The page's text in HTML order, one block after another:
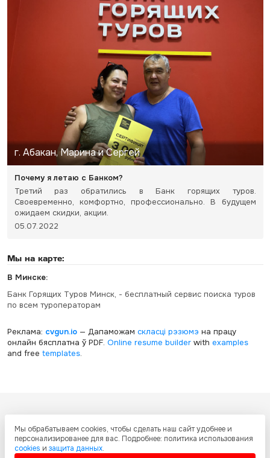
г. Абакан, Марина и Сергей
Почему я летаю с Банком?
Третий раз обратились в Банк горящих туров.
Своевременно, комфортно, профессионально. В будущем
ожидаем скидки, акции.
05.07.2022
Мы на карте:
В Минске:
Банк Горящих Туров Минск, - бесплатный сервис поиска туров
по всем туроператорам
Реклама: cvgun.io— Дапаможам скласці рэзюмэ на працу
онлайн бясплатна ў PDF. Online resume builderwith examples
and free templates.
графическое содержание, структуру и оформление страниц защищены
международными соглашениями и законодательством Украины об
охране авторских прав и интеллектуальной собственности. Любое
Мы обрабатываем cookies, чтобы сделать наш сайт удобнее и
персонализированее для вас. Подробнее: политика использования
cookies и защита данных.